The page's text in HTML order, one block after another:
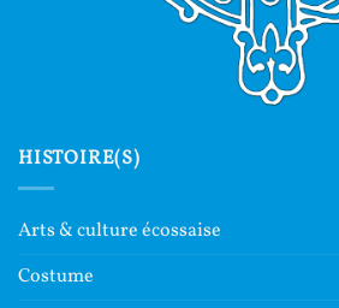
HISTOIRE(S)
Arts & culture écossaise
Costume